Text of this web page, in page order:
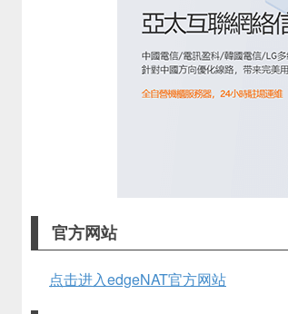
官方网站
点击进入edgeNAT官方网站